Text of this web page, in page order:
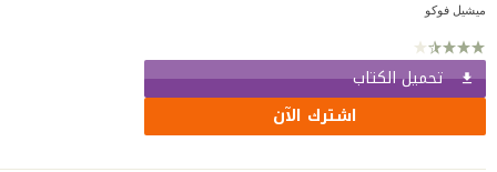
ميشيل فوكو
تحميل الكتاب
اشترك الآن